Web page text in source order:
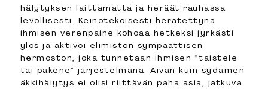
hälytyksen laittamatta ja heräät rauhassa
levollisesti. Keinotekoisesti herätettynä
ihmisen verenpaine kohoaa hetkeksi jyrkästi
ylös ja aktivoi elimistön sympaattisen
hermoston, joka tunnetaan ihmisen ”taistele
tai pakene” järjestelmänä. Aivan kuin sydämen
äkkihälytys ei olisi riittävän paha asia, jatkuva